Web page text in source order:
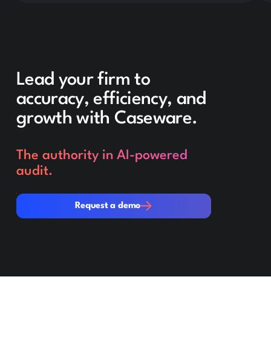
Lead your firm to
accuracy, efficiency, and
growth with Caseware.
The authority in AI-powered
audit.
Request a demo
Request a demo